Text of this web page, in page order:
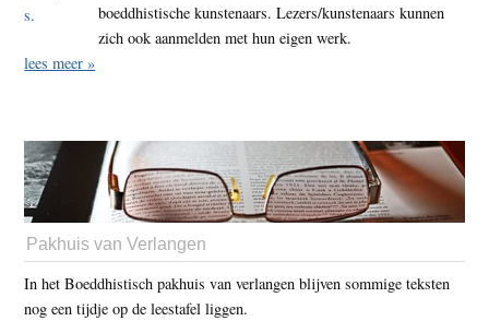
boeddhistische kunstenaars. Lezers/kunstenaars kunnen
zich ook aanmelden met hun eigen werk.
lees meer »
Pakhuis van Verlangen
In het Boeddhistisch pakhuis van verlangen blijven sommige teksten
nog een tijdje op de leestafel liggen.